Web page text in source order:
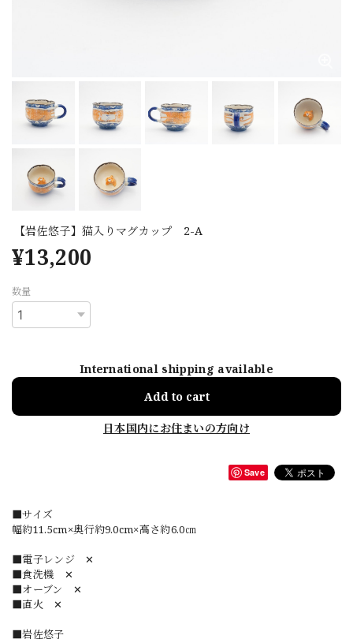
【岩佐悠子】猫入りマグカップ 2-A
¥13,200
数量
International shipping available
Add to cart
日本国内にお住まいの方向け
Save
■サイズ
幅約11.5cm×奥行約9.0cm×高さ約6.0㎝
■電子レンジ ✕
■食洗機 ✕
■オーブン ✕
■直火 ✕
■岩佐悠子